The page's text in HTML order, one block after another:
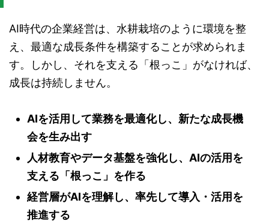
AI時代の企業経営は、水耕栽培のように環境を整
え、最適な成長条件を構築することが求められま
す。しかし、それを支える「根っこ」がなければ、
成長は持続しません。
AIを活用して業務を最適化し、新たな成長機
会を生み出す
人材教育やデータ基盤を強化し、AIの活用を
支える「根っこ」を作る
経営層がAIを理解し、率先して導入・活用を
推進する